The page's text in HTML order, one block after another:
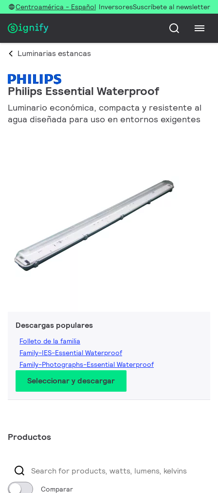
Centroamérica - Español InversoresSuscríbete al newsletter
Luminarias estancas
Philips Essential Waterproof
Luminario económica, compacta y resistente al
agua diseñada para uso en entornos exigentes
Descargas populares
Folleto de la familia
Family-IES-Essential Waterproof
Family-Photographs-Essential Waterproof
Seleccionar y descargar
Productos
Comparar